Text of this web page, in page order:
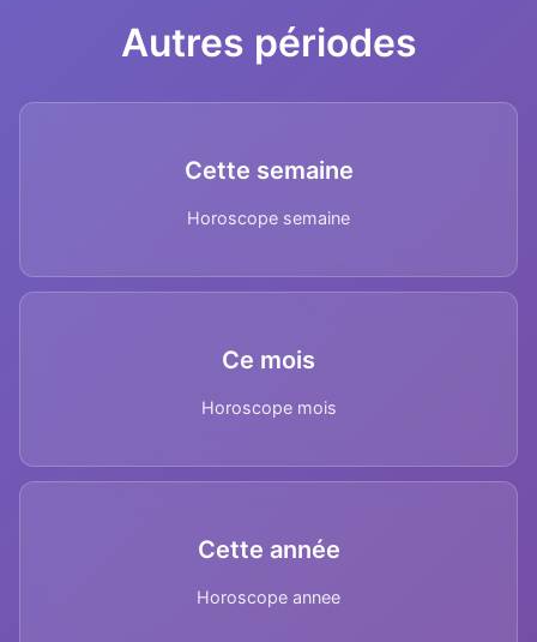
Autres périodes
Cette semaine
Horoscope semaine
Ce mois
Horoscope mois
Cette année
Horoscope annee